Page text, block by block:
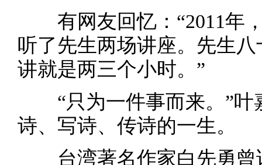
有网友回忆：“2011年
听了先生两场讲座。先生
讲就是两三个小时。”
“只为一件事而来。”叶
诗、写诗、传诗的一生。
台湾著名作家白先勇曾